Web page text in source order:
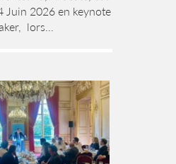
Juin 2026 en keynote
lors...